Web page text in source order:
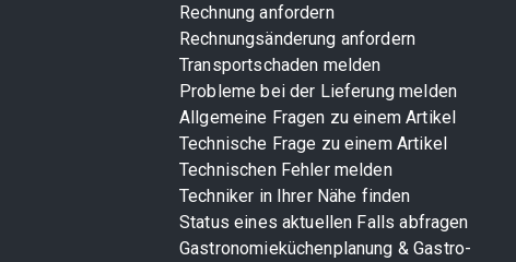
Rechnung anfordern
Rechnungsänderung anfordern
Transportschaden melden
Probleme bei der Lieferung melden
Allgemeine Fragen zu einem Artikel
Technische Frage zu einem Artikel
Technischen Fehler melden
Techniker in Ihrer Nähe finden
Status eines aktuellen Falls abfragen
Gastronomieküchenplanung & Gastro-